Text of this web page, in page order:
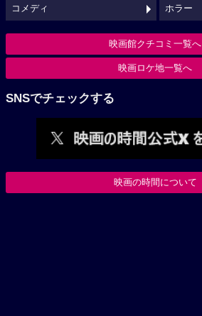
コメディ ホラー
映画館クチコミ一覧へ
映画ロケ地一覧へ
SNSでチェックする
映画の時間について